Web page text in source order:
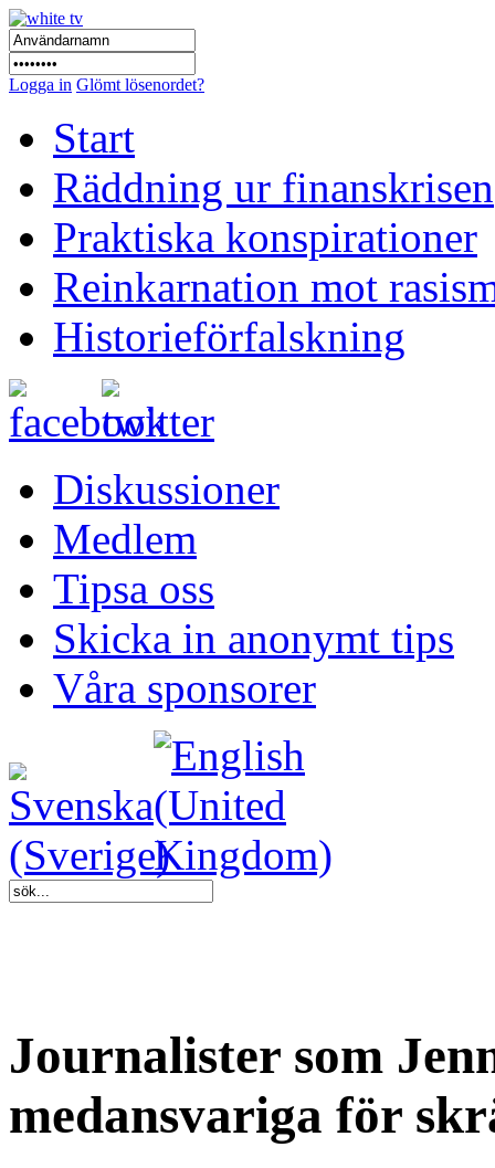
Logga in Glömt lösenordet?
Start
Räddning ur finanskrisen
Praktiska konspirationer
Reinkarnation mot
Historieförfalskning
Diskussioner
Medlem
Tipsa oss
Skicka in anonymt tips
Våra sponsorer
Journalister som
medansvariga för